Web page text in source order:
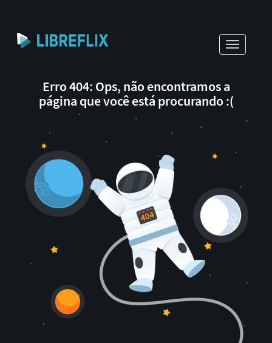
Toggle
Erro 404: Ops, não encontramos a
página que você está procurando :(